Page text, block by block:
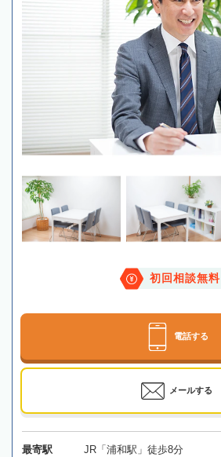
初回相談無料
電話する
メールする
最寄駅 JR「浦和駅」徒歩8分